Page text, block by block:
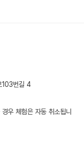
103번길 4
우 체험은 자동 취소됩니